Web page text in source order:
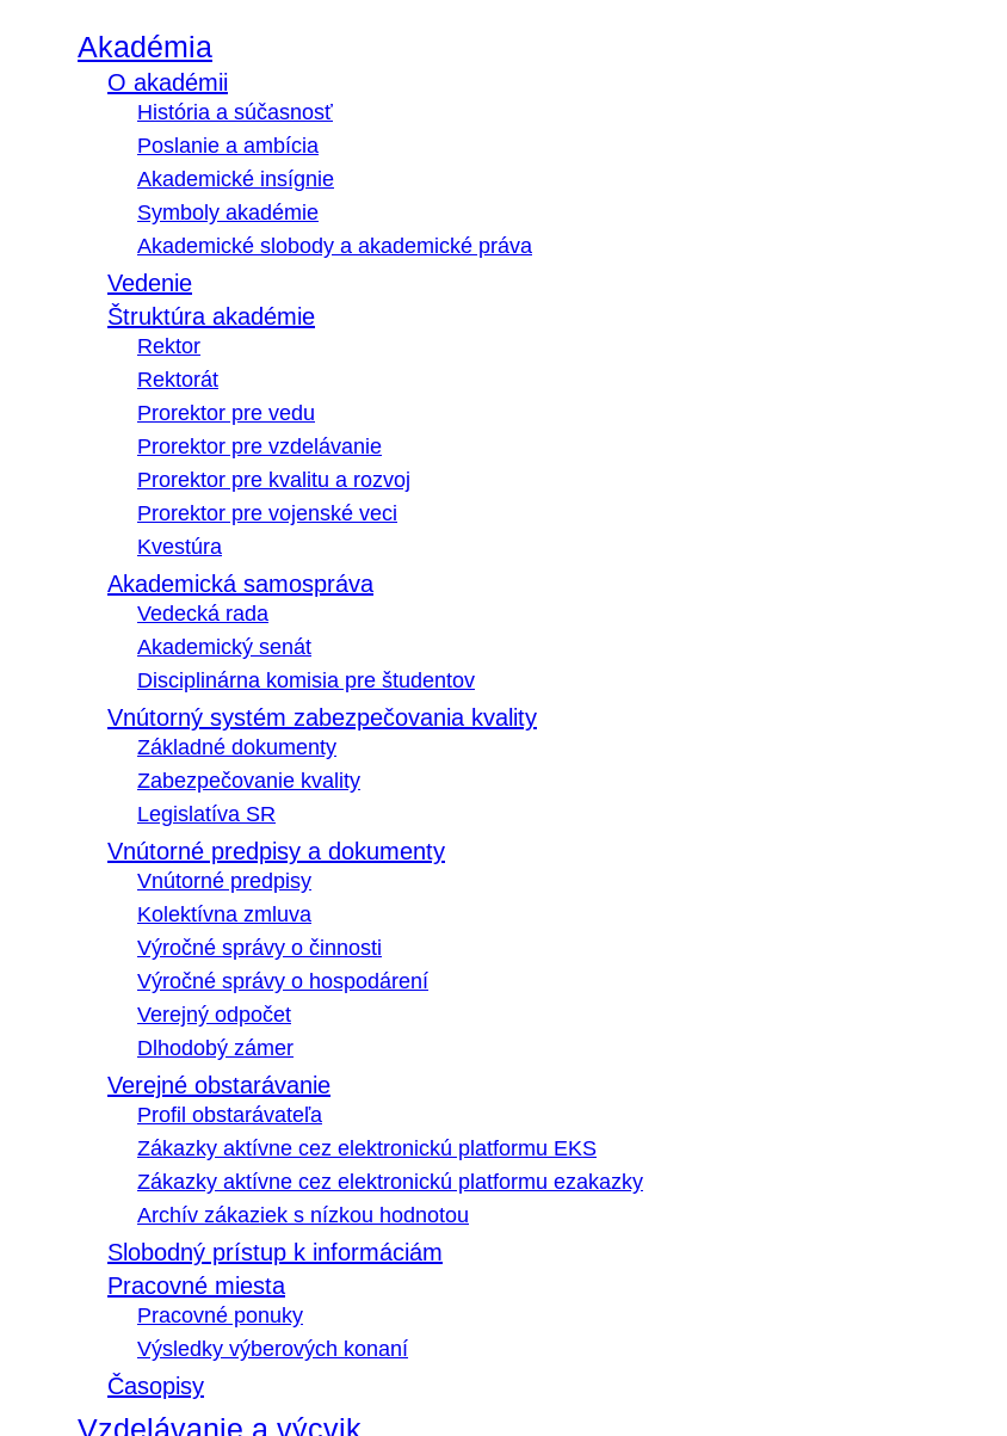
Akadémia
O akadémii
História a súčasnosť
Poslanie a ambícia
Akademické insígnie
Symboly akadémie
Akademické slobody a akademické práva
Vedenie
Štruktúra akadémie
Rektor
Rektorát
Prorektor pre vedu
Prorektor pre vzdelávanie
Prorektor pre kvalitu a rozvoj
Prorektor pre vojenské veci
Kvestúra
Akademická samospráva
Vedecká rada
Akademický senát
Disciplinárna komisia pre študentov
Vnútorný systém zabezpečovania kvality
Základné dokumenty
Zabezpečovanie kvality
Legislatíva SR
Vnútorné predpisy a dokumenty
Vnútorné predpisy
Kolektívna zmluva
Výročné správy o činnosti
Výročné správy o hospodárení
Verejný odpočet
Dlhodobý zámer
Verejné obstarávanie
Profil obstarávateľa
Zákazky aktívne cez elektronickú platformu EKS
Zákazky aktívne cez elektronickú platformu ezakazky
Archív zákaziek s nízkou hodnotou
Slobodný prístup k informáciám
Pracovné miesta
Pracovné ponuky
Výsledky výberových konaní
Časopisy
Vzdelávanie a výcvik